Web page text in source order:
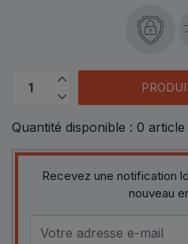
Quantité disponible : 0 article
Recevez une notification
nouveau